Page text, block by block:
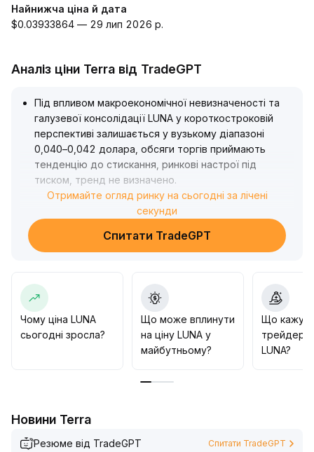
Найнижча ціна й дата
$0.03933864 — 29 лип 2026 р.
Аналіз ціни Terra від TradeGPT
Під впливом макроекономічної невизначеності та
галузевої консолідації LUNA у короткостроковій
перспективі залишається у вузькому діапазоні
0,040–0,042 долара, обсяги торгів приймають
тенденцію до стискання, ринкові настрої під
тиском, тренд не визначено.
Виходячи з поточного балансу між биків і ведмедів,
рекомендується слідкувати за проривом діапазону
та напрямком руху капіталу, діяти обережно у
короткострокових угодах; для довгострокової
застосунків або стратегічне підвищення на рівні
політики
Отримайте огляд ринку на сьогодні за лічені
секунди
Спитати TradeGPT
Чому ціна LUNA
сьогодні зросла?
Що може вплинути
на ціну LUNA у
майбутньому?
Що
трейдери
LUNA?
Новини Terra
Резюме від TradeGPT Спитати TradeGPT